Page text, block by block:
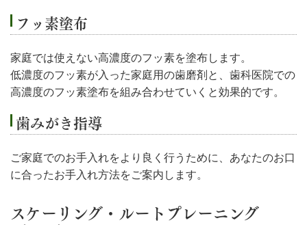
フッ素塗布
家庭では使えない高濃度のフッ素を塗布します。
低濃度のフッ素が入った家庭用の歯磨剤と、歯科医院での
高濃度のフッ素塗布を組み合わせていくと効果的です。
歯みがき指導
ご家庭でのお手入れをより良く行うために、あなたのお口
に合ったお手入れ方法をご案内します。
スケーリング・ルートプレーニング